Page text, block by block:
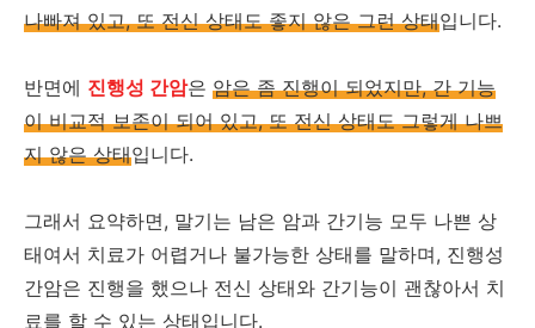
나빠져 있고, 또 전신 상태도 좋지 않은 그런 상태입니다.
반면에 진행성 간암은 암은 좀 진행이 되었지만, 간 기능
이 비교적 보존이 되어 있고, 또 전신 상태도 그렇게 나쁘
지 않은 상태입니다.
그래서 요약하면, 말기는 남은 암과 간기능 모두 나쁜 상
태여서 치료가 어렵거나 불가능한 상태를 말하며, 진행성
간암은 진행을 했으나 전신 상태와 간기능이 괜찮아서 치
료를 할 수 있는 상태입니다.